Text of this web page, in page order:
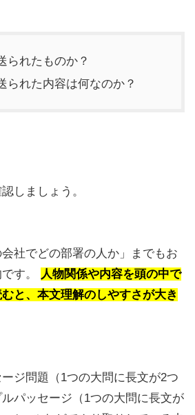
られたものか？
られた内容は何なのか？
しましょう。
社でどの部署の人か」までもお
す。
人物関係や内容を頭の中で
と、本文理解のしやすさが大き
ジ問題（1つの大問に長文が2つ
パッセージ（1つの大問に長文が